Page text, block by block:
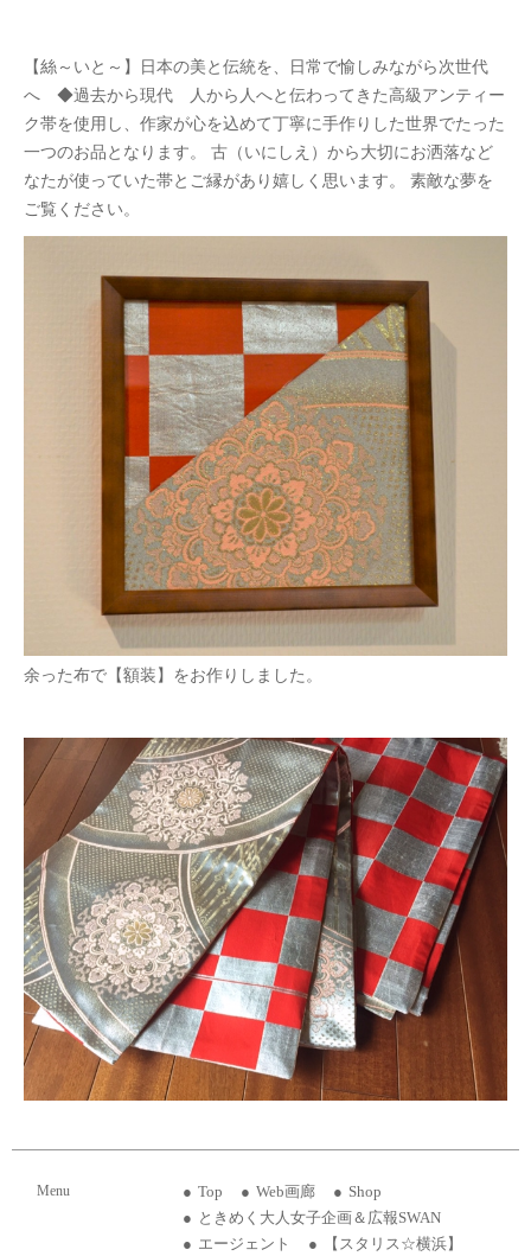
【絲～いと～】日本の美と伝統を、日常で愉しみながら次世代
へ ◆過去から現代 人から人へと伝わってきた高級アンティー
ク帯を使用し、作家が心を込めて丁寧に手作りした世界でたった
一つのお品となります。 古（いにしえ）から大切にお洒落など
なたが使っていた帯とご縁があり嬉しく思います。 素敵な夢を
ご覧ください。
余った布で【額装】をお作りしました。
Menu Top Web画廊
Shop
ときめく大人女子企画＆広報SWAN
エージェント
【スタリス☆横浜】